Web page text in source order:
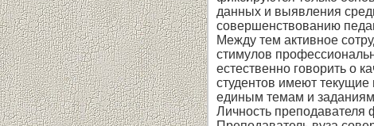
данных и выявления
совершенствованию
Между тем активное
стимулов
естественно говорить о
студентов имеют
единым темам и заданиям
Личность преподавателя